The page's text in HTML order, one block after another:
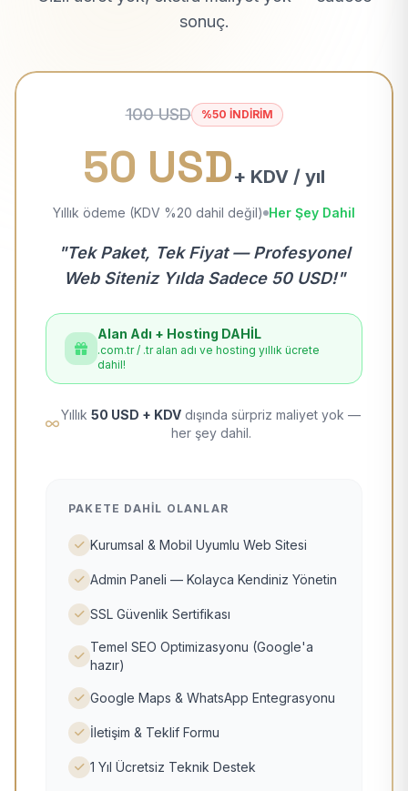
sonuç.
100 USD %50 İNDİRİM
50 USD+ KDV / yıl
Yıllık ödeme (KDV %20 dahil değil) Her Şey Dahil
"Tek Paket, Tek Fiyat — Profesyonel
Web Siteniz Yılda Sadece 50 USD!"
Alan Adı + Hosting DAHİL
.com.tr / .tr alan adı ve hosting yıllık ücrete
dahil!
Yıllık 50 USD + KDV dışında sürpriz maliyet yok —
her şey dahil.
PAKETE DAHIL OLANLAR
Kurumsal & Mobil Uyumlu Web Sitesi
Admin Paneli — Kolayca Kendiniz Yönetin
SSL Güvenlik Sertifikası
Temel SEO Optimizasyonu (Google'a
hazır)
Google Maps & WhatsApp Entegrasyonu
İletişim & Teklif Formu
1 Yıl Ücretsiz Teknik Destek